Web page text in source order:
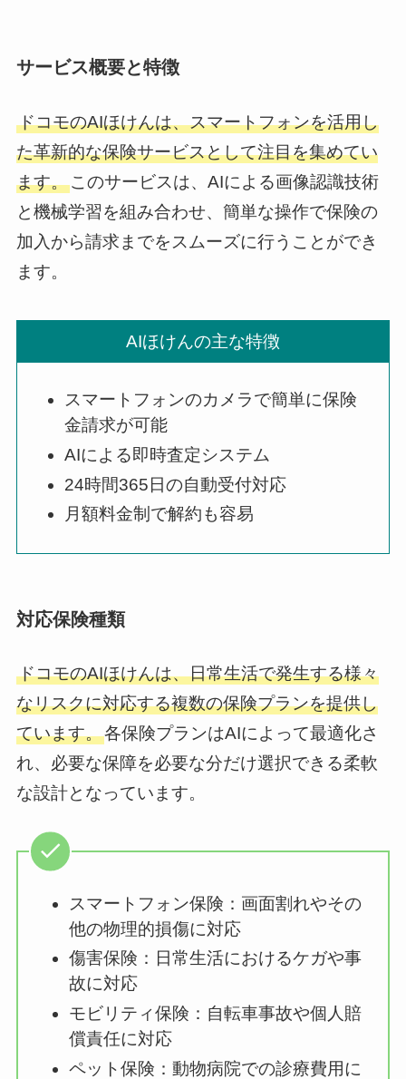
サービス概要と特徴
ドコモのAIほけんは、スマートフォンを活用し
た革新的な保険サービスとして注目を集めてい
ます。このサービスは、AIによる画像認識技術
と機械学習を組み合わせ、簡単な操作で保険の
加入から請求までをスムーズに行うことができ
ます。
AIほけんの主な特徴
スマートフォンのカメラで簡単に保険
金請求が可能
AIによる即時査定システム
24時間365日の自動受付対応
月額料金制で解約も容易
対応保険種類
ドコモのAIほけんは、日常生活で発生する様々
なリスクに対応する複数の保険プランを提供し
ています。各保険プランはAIによって最適化さ
れ、必要な保障を必要な分だけ選択できる柔軟
な設計となっています。
スマートフォン保険：画面割れやその
他の物理的損傷に対応
傷害保険：日常生活におけるケガや事
故に対応
モビリティ保険：自転車事故や個人賠
償責任に対応
ペット保険：動物病院での診療費用に